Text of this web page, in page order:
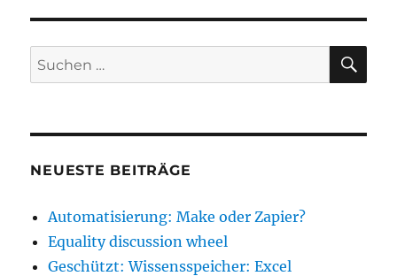
Suche
nach:
NEUESTE BEITRÄGE
Automatisierung: Make oder Zapier?
Equality discussion wheel
Geschützt: Wissensspeicher: Excel